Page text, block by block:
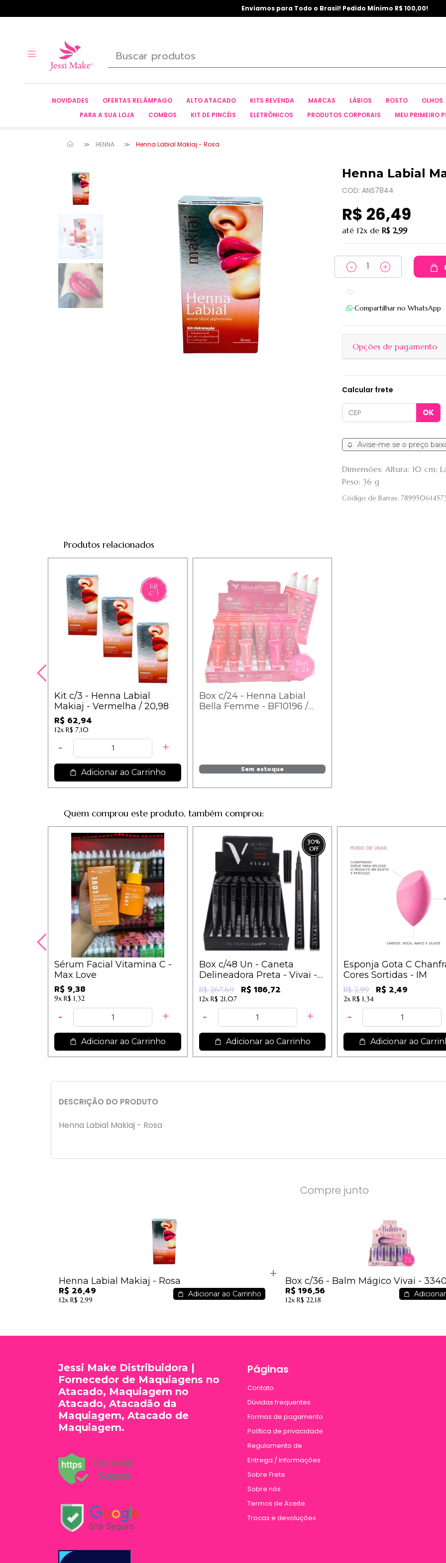
Enviamos para Todo o Brasil! Pedido Mínimo R$ 100,00!
NOVIDADES OFERTAS RELÂMPAGO ALTO ATACADO KITS REVENDA MARCAS LÁBIOS ROSTO
OLHOS
PARA A SUA LOJA
COMBOS KIT DE PINCÉIS ELETRÔNICOS PRODUTOS CORPORAIS MEU PRIMEIRO
HENNA Henna Labial Makiaj - Rosa
Henna Labial
COD: ANS7844
R$ 26,49
até 12x de R$ 2,99
Compartilhar no WhatsApp
Opções de pagamento
Calcular frete
Avise-me se o preço
Dimensões: Altura: 10 cm;
Peso: 36 g
Código de Barras:
Produtos relacionados
Kit c/3 - Henna Labial
Makiaj - Vermelha / 20,98
R$ 62,94
12x R$ 7,10
Adicionar ao Carrinho
Box c/24 - Henna Labial
Bella Femme - BF10196 /
Sem estoque
Quem comprou este produto, também comprou:
Sérum Facial Vitamina C -
Max Love
R$ 9,38
9x R$ 1,32
Adicionar ao Carrinho
30%
Box c/48 Un - Caneta
Delineadora Preta - Vivai -
2189.1.1 / 3,89
R$ 267,69 R$ 186,72
12x R$ 21,07
Adicionar ao Carrinho
Esponja Gota C
Cores Sortidas - IM
R$ 2,99 R$ 2,49
2x R$ 1,34
Adicionar ao
DESCRIÇÃO DO PRODUTO
Henna Labial Makiaj - Rosa
Compre junto
Henna Labial Makiaj - Rosa
R$ 26,49
12x R$ 2,99
Adicionar ao Carrinho
Box c/36 - Balm Mágico Vivai -
R$ 196,56
12x R$ 22,18
Páginas
Contato
Dúvidas frequentes
Formas de pagamento
Política de privacidade
Regulamento de
Entrega / Informações
Sobre Frete
Sobre nós
Termos de Aceite
Trocas e devoluções
Jessi Make Distribuidora |
Fornecedor de Maquiagens no
Atacado, Maquiagem no
Atacado, Atacadão da
Maquiagem, Atacado de
Maquiagem.